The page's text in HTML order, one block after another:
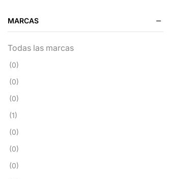
MARCAS
Todas las marcas
(0)
(0)
(0)
(1)
(0)
(0)
(0)